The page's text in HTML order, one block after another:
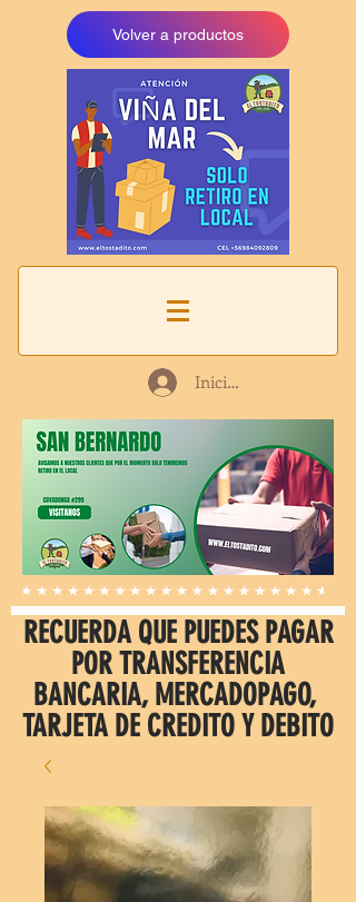
Volver a productos
Iniciar sesión
RECUERDA QUE PUEDES PAGAR
POR TRANSFERENCIA
BANCARIA, MERCADOPAGO,
TARJETA DE CREDITO Y DEBITO